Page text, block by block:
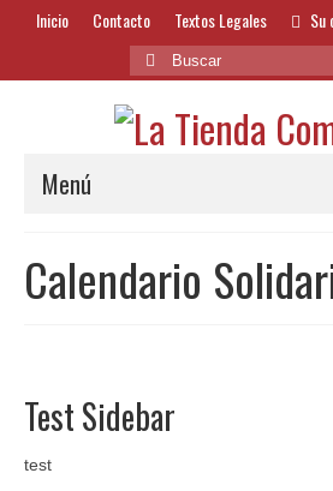
Inicio Contacto Textos Legales
Buscar
por:
Menú
Bazar
Bordados
Calendario
Test Sidebar
test